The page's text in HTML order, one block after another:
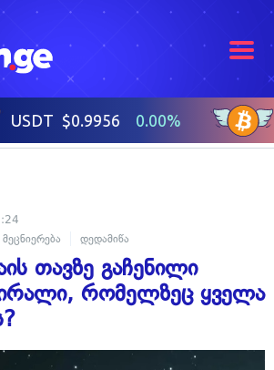
მეცნიერება დედამიწა
თავზე გაჩენილი
რომელზეც ყველა